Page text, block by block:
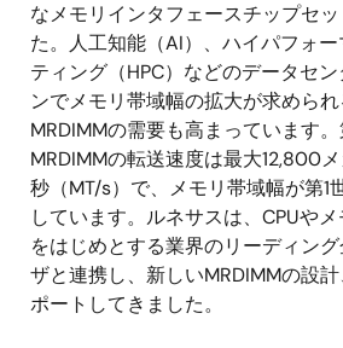
なメモリインタフェースチップセ
た。人工知能（AI）、ハイパフォ
ティング（HPC）などのデータセ
ンでメモリ帯域幅の拡大が求めら
MRDIMMの需要も高まっています
MRDIMMの転送速度は最大12,800
秒（MT/s）で、メモリ帯域幅が第1
しています。ルネサスは、CPUや
をはじめとする業界のリーディン
ザと連携し、新しいMRDIMMの設
ポートしてきました。